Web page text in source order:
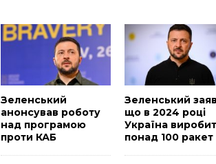
Зеленський
анонсував роботу
над програмою
проти КАБ
Зеленський
що в 2024 році
Україна
понад 100 ракет